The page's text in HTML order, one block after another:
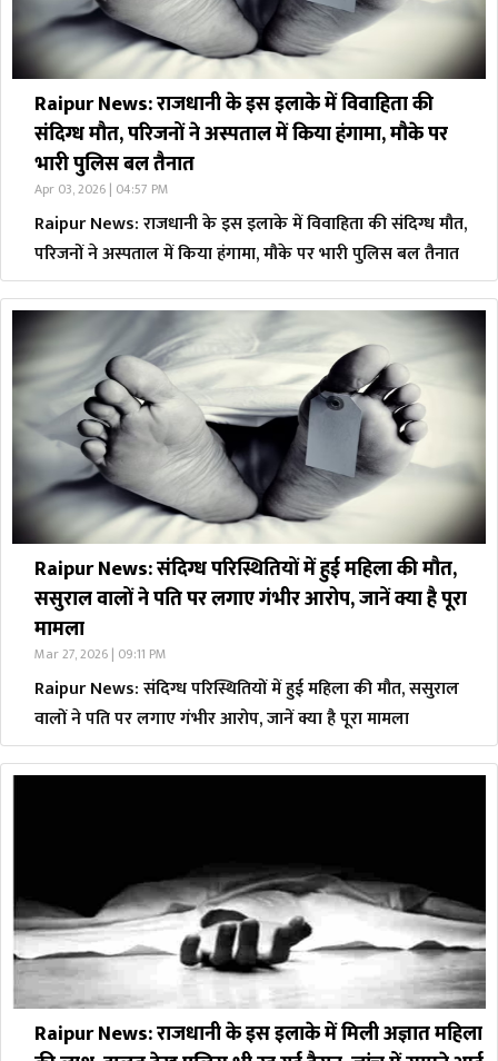
Raipur News: राजधानी के इस इलाके में विवाहिता की
संदिग्ध मौत, परिजनों ने अस्पताल में किया हंगामा, मौके पर
भारी पुलिस बल तैनात
Apr 03, 2026 | 04:57 PM
Raipur News: राजधानी के इस इलाके में विवाहिता की संदिग्ध मौत,
परिजनों ने अस्पताल में किया हंगामा, मौके पर भारी पुलिस बल तैनात
Raipur News: संदिग्ध परिस्थितियों में हुई महिला की मौत,
ससुराल वालों ने पति पर लगाए गंभीर आरोप, जानें क्या है पूरा
मामला
Mar 27, 2026 | 09:11 PM
Raipur News: संदिग्ध परिस्थितियों में हुई महिला की मौत, ससुराल
वालों ने पति पर लगाए गंभीर आरोप, जानें क्या है पूरा मामला
Raipur News: राजधानी के इस इलाके में मिली अज्ञात महिला